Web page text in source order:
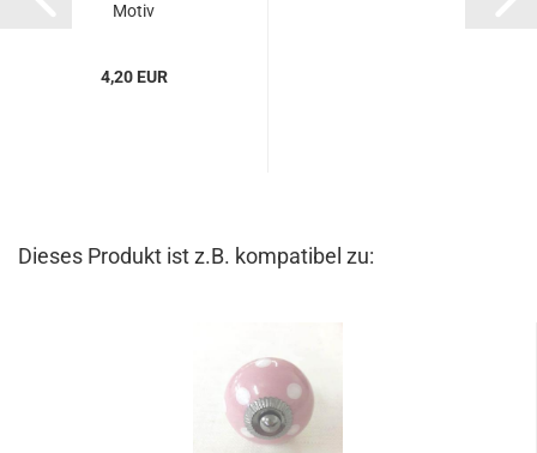
Motiv
4,20 EUR
Dieses Produkt ist z.B. kompatibel zu: